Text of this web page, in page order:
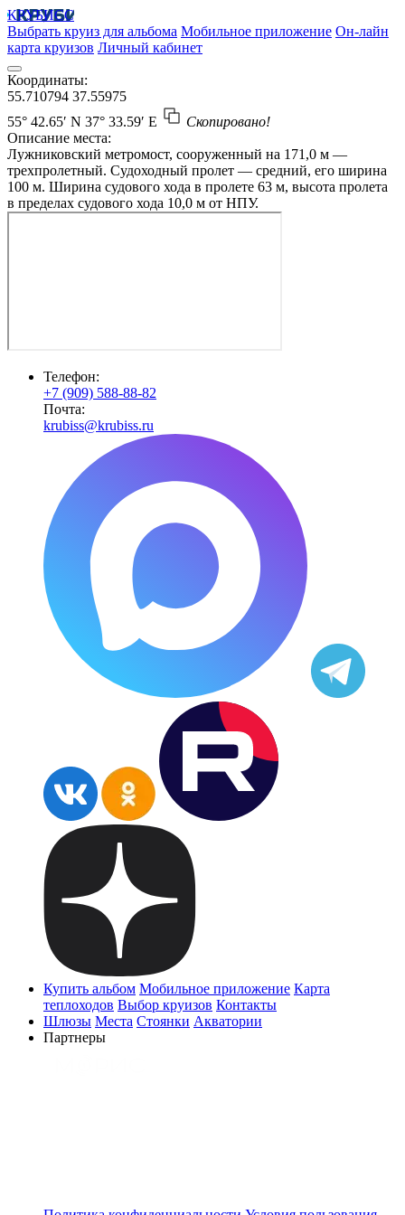
КРУБИСС
Выбрать круиз для альбома Мобильное приложение Он-лайн
карта круизов Личный кабинет
Координаты:
55.710794 37.55975
55° 42.65′ N 37° 33.59′ E
Скопировано!
Описание места:
Лужниковский метромост, сооруженный на 171,0 м —
трехпролетный. Судоходный пролет — средний, его ширина
100 м. Ширина судового хода в пролете 63 м, высота пролета
в пределах судового хода 10,0 м от НПУ.
Телефон:
+7 (909) 588-88-82
Почта:
krubiss@krubiss.ru
Купить альбом Мобильное приложение Карта
теплоходов Выбор круизов Контакты
Шлюзы Места Стоянки Акватории
Партнеры